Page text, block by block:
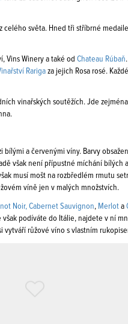
světa. Hned tři stříbrné
Vins Winery a také od Chateau Rúbaň
Rariga za jejich Rosa rosé.
vinařských soutěžích. Jde
bílými a červenými víny. Barvy
však není přípustné míchání
musí mošt na rozbředlém rmutu
víně jen v malých množstvích.
Noir, Cabernet Sauvignon, Merlot a
podíváte do Itálie, najdete v ní
vytváří růžové víno s vlastním